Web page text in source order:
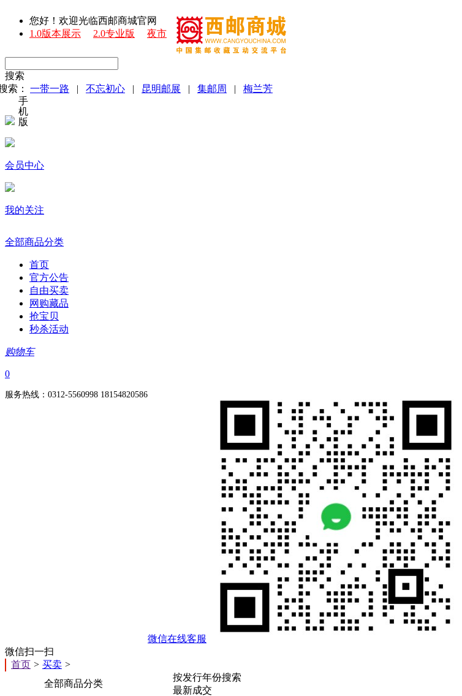
您好！欢迎光临西邮商城官网
1.0版本展示
2.0专业版 夜市
搜索
索： 一带一路 | 不忘初心 | 昆明邮展 | 集邮周 | 梅兰芳
手
机
版
会员中心
我的关注
全部商品分类
首页
官方公告
自由买卖
网购藏品
抢宝贝
秒杀活动
购物车
0
服务热线：0312-5560998 18154820586
微信在线客服
微信扫一扫
首页 > 买卖 >
全部商品分类
按发行年份搜索
最新成交